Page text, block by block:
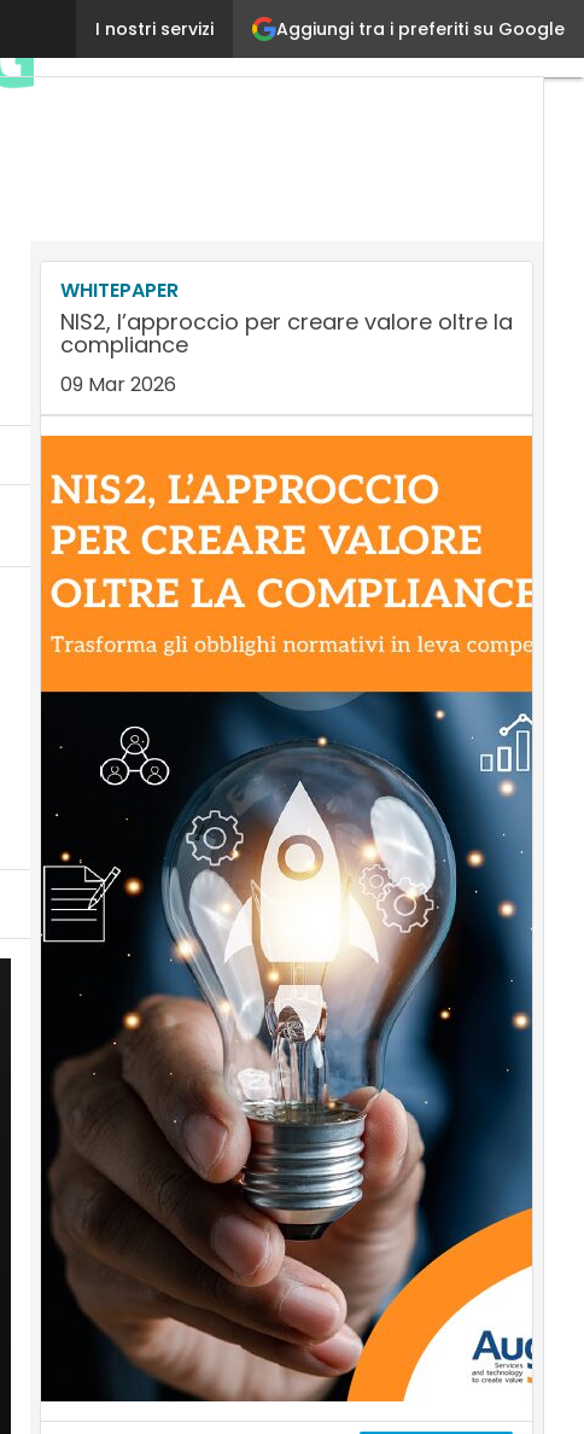
Aggiungi tra i preferiti su Google
I nostri servizi
Oltre la sicurezza degli endpoint, quando
WHITEPAPER
NIS2, l’approccio per creare valore oltre la
compliance
09 Mar 2026